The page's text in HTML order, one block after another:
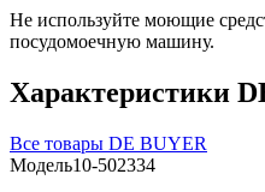
Не используйте моющие
посудомоечную машину.
Характеристики
Все товары DE BUYER
Модель10-502334